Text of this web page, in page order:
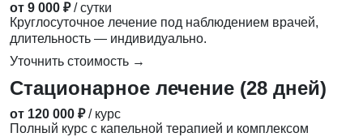
от 9 000 ₽ / сутки
Круглосуточное лечение под наблюдением врачей,
длительность — индивидуально.
Уточнить стоимость →
Стационарное лечение (28 дней)
от 120 000 ₽ / курс
Полный курс с капельной терапией и комплексом